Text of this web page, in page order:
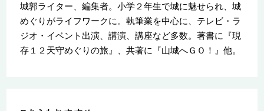
城郭ライター、編集者。小学２年生で城に魅せられ、城
めぐりがライフワークに。執筆業を中心に、テレビ・ラ
ジオ・イベント出演、講演、講座など多数。著書に『現
存１２天守めぐりの旅』、共著に『山城へＧＯ！』他。